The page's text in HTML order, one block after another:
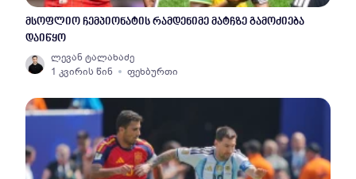
მსოფლიო ჩემპიონატის რამდენიმე მატჩზე გამოძიება
დაიწყო
ლევან ტალახაძე
1 კვირის წინ
ფეხბურთი